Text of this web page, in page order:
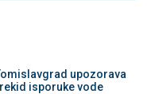
upozorava
isporuke vode